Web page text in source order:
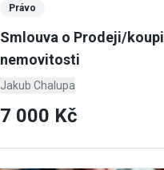
Právo
Smlouva o Prodeji/koupi
nemovitosti
Jakub Chalupa
7 000 Kč